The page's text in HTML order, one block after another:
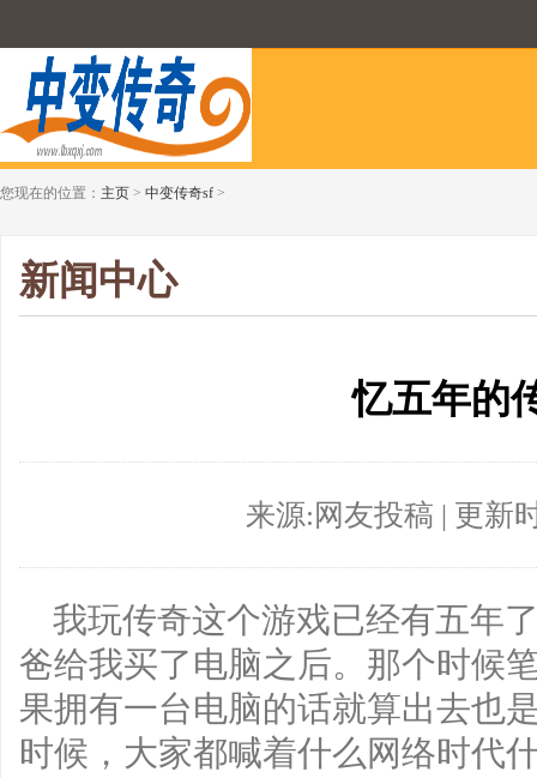
您现在的位置： 主页 > 中变传奇sf >
新闻中心
忆五年的
来源:网友投稿 | 更新
我玩传奇这个游戏已经有五年
爸给我买了电脑之后。那个时候
果拥有一台电脑的话就算出去也
时候，大家都喊着什么网络时代